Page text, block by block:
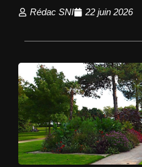
Rédac SNI 22 juin 2026